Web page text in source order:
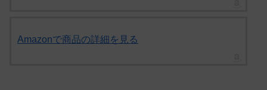
Amazonで商品の詳細を見る